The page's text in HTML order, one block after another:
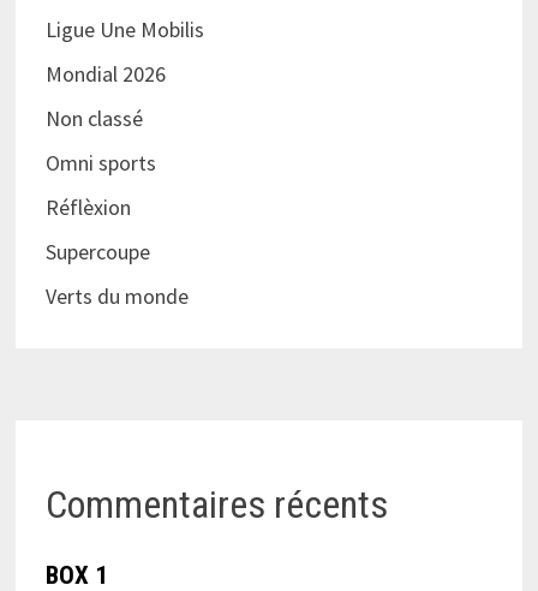
Ligue Une Mobilis
Mondial 2026
Non classé
Omni sports
Réflèxion
Supercoupe
Verts du monde
Commentaires récents
BOX 1